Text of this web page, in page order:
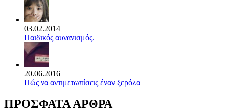
03.02.2014
Παιδικός αυνανισμός.
20.06.2016
Πώς να αντιμετωπίσεις έναν ξερόλα
ΠΡΟΣΦΑΤΑ ΑΡΘΡΑ